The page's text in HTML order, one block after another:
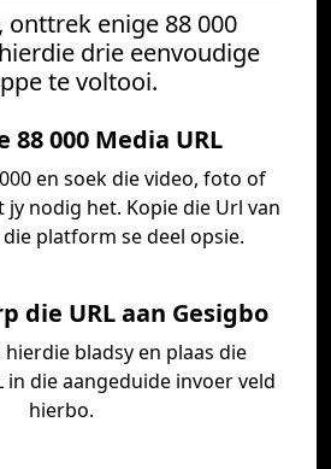
onttrek enige 88 000
drie eenvoudige
te voltooi.
88 000 Media URL
en soek die video, foto of
nodig het. Kopie die Url van
platform se deel opsie.
die URL aan Gesigbo
bladsy en plaas die
in die aangeduide invoer veld
hierbo.